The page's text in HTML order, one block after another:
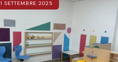
1 SETTEMBRE 2025